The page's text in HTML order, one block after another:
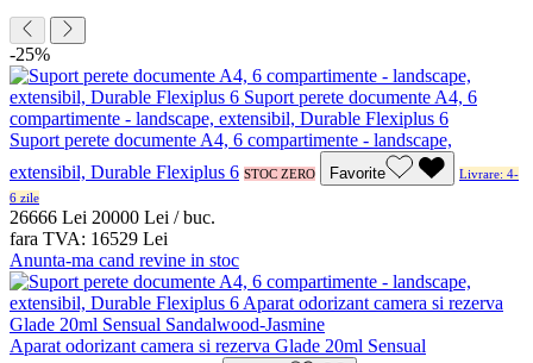
-25%
Suport perete documente A4, 6 compartimente - landscape,
extensibil, Durable Flexiplus 6 STOC ZERO Favorite
Livrare: 4-
6 zile
26666 Lei 20000 Lei / buc.
fara TVA: 16529 Lei
Anunta-ma cand revine in stoc
Aparat odorizant camera si rezerva Glade 20ml Sensual